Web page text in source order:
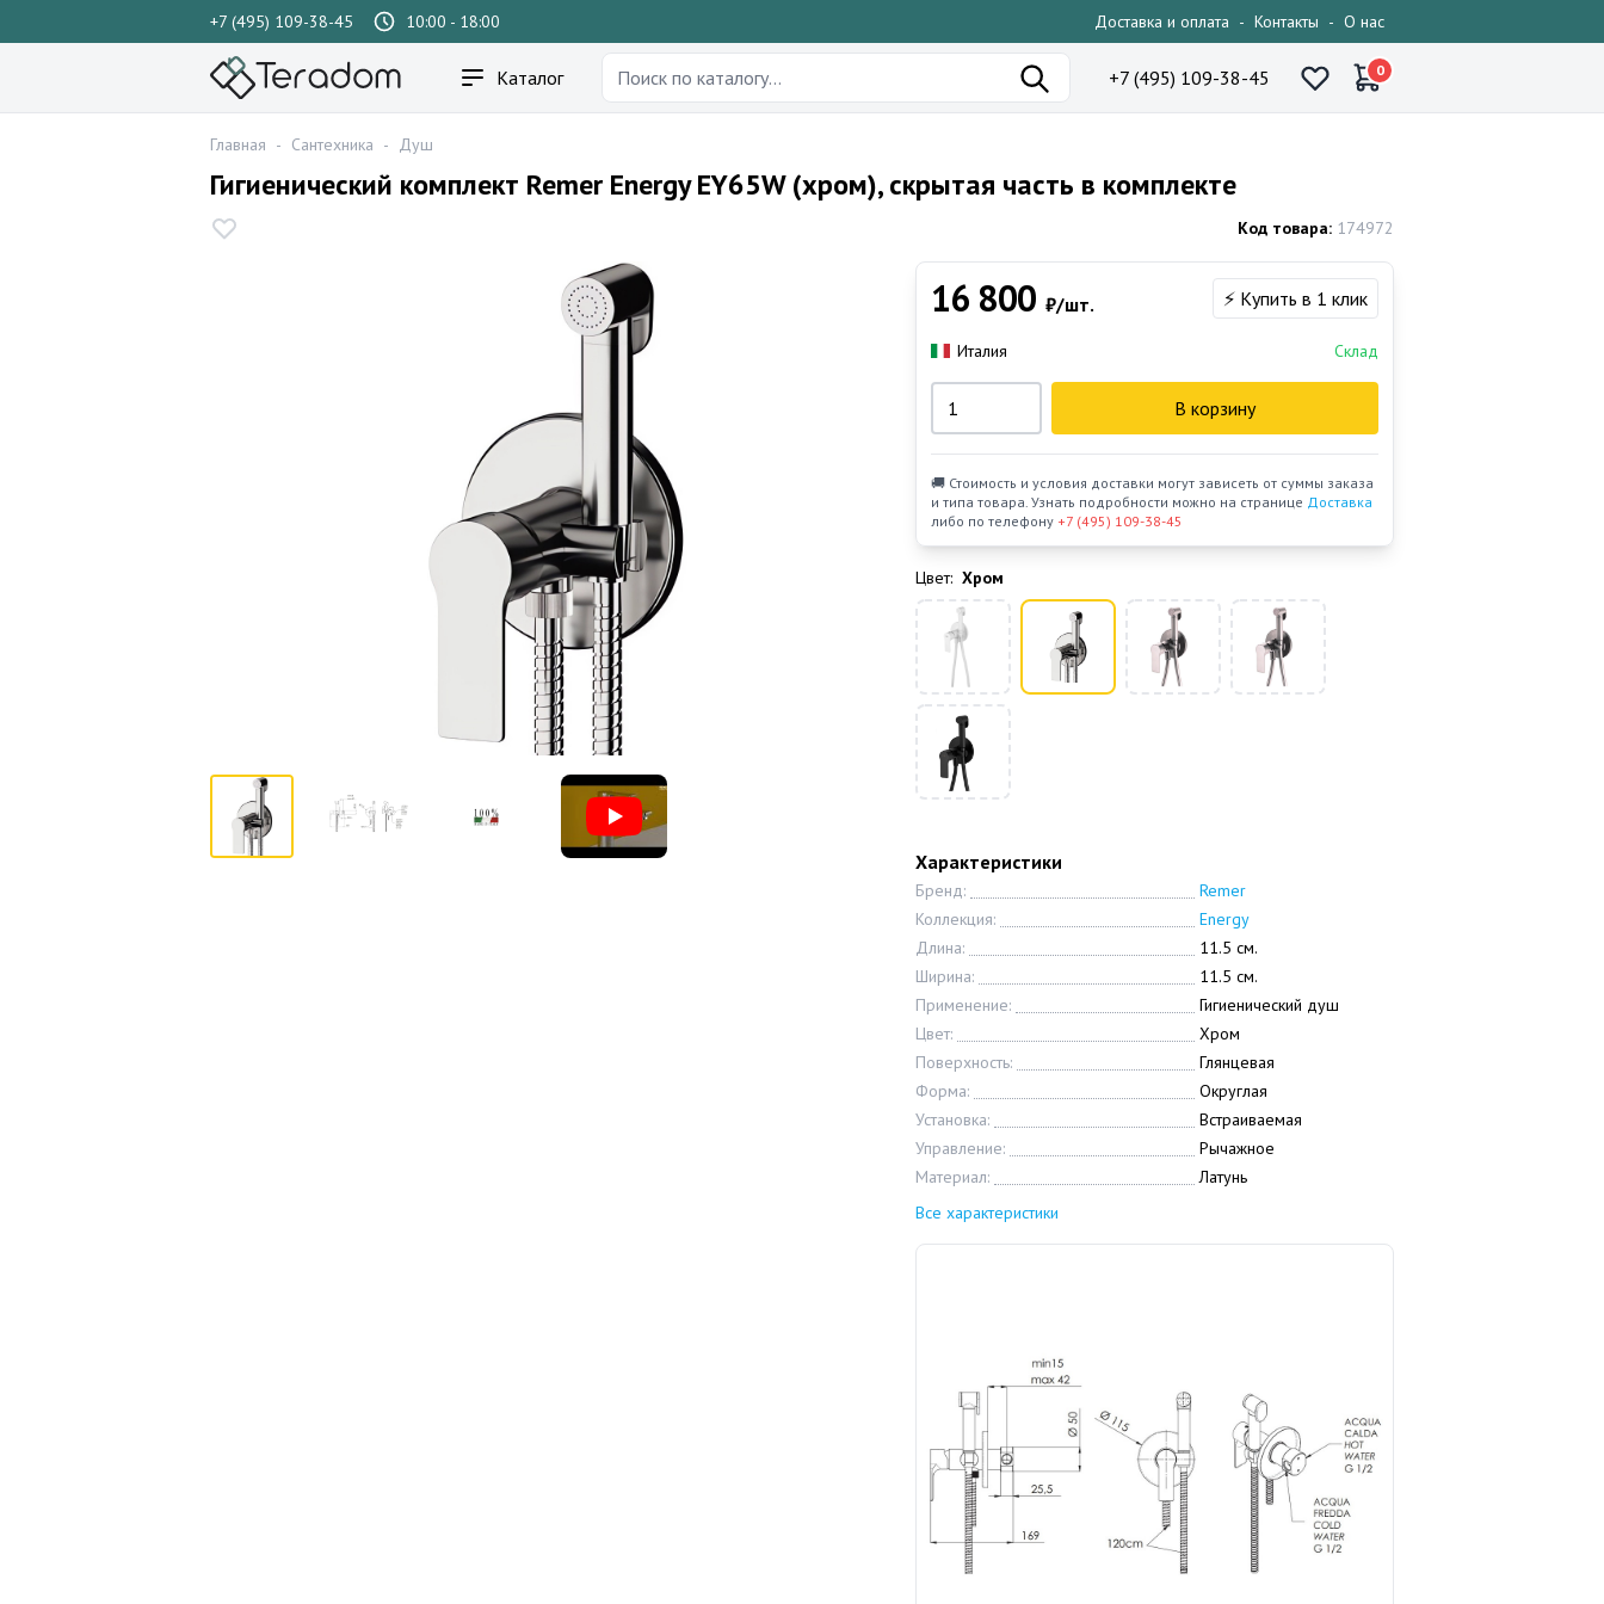
+7 (495) 109-38-45 10:00 - 18:00 Доставка и оплата - Контакты - О нас
Каталог +7 (495) 109-38-45 0
Главная - Сантехника - Душ
Гигиенический комплект Remer Energy EY65W (хром), скрытая часть в комплекте
Код товара: 174972
Характеристики
Бренд:
Remer
Коллекция:
Energy
Длина:
11.5 см.
Ширина:
11.5 см.
Применение:
Гигиенический душ
Цвет:
Хром
Поверхность:
Глянцевая
Форма:
Округлая
Установка:
Встраиваемая
Управление:
Рычажное
Материал:
Латунь
Все характеристики
16 800 ₽/шт. ⚡ Купить в 1 клик
Италия Склад
В корзину
🚚 Стоимость и условия доставки могут зависеть от суммы заказа
и типа товара. Узнать подробности можно на странице Доставка
либо по телефону +7 (495) 109-38-45
Цвет: Хром